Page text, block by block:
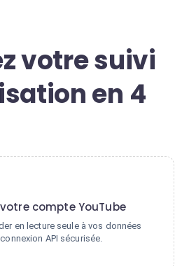
votre suivi
en 4
votre compte YouTube
en lecture seule à vos données
API sécurisée.